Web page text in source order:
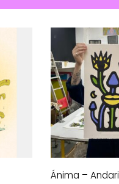
Ánima –